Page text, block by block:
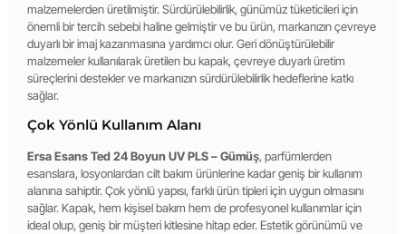
malzemelerden üretilmiştir. Sürdürülebilirlik, günümüz tüketicileri için
önemli bir tercih sebebi haline gelmiştir ve bu ürün, markanızın çevreye
duyarlı bir imaj kazanmasına yardımcı olur. Geri dönüştürülebilir
malzemeler kullanılarak üretilen bu kapak, çevreye duyarlı üretim
süreçlerini destekler ve markanızın sürdürülebilirlik hedeflerine katkı
sağlar.
Çok Yönlü Kullanım Alanı
Ersa Esans Ted 24 Boyun UV PLS – Gümüş, parfümlerden
esanslara, losyonlardan cilt bakım ürünlerine kadar geniş bir kullanım
alanına sahiptir. Çok yönlü yapısı, farklı ürün tipleri için uygun olmasını
sağlar. Kapak, hem kişisel bakım hem de profesyonel kullanımlar için
ideal olup, geniş bir müşteri kitlesine hitap eder. Estetik görünümü ve